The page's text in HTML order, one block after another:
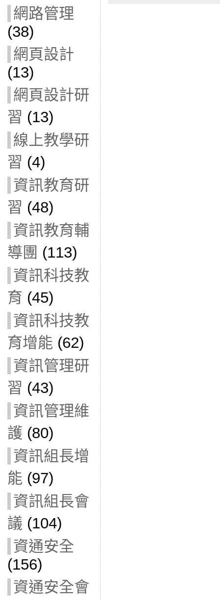
網路管理
(38)
網頁設計
(13)
網頁設計研
習 (13)
線上教學研
習 (4)
資訊教育研
習 (48)
資訊教育輔
導團 (113)
資訊科技教
育 (45)
資訊科技教
育增能 (62)
資訊管理研
習 (43)
資訊管理維
護 (80)
資訊組長增
能 (97)
資訊組長會
議 (104)
資通安全
(156)
資通安全會